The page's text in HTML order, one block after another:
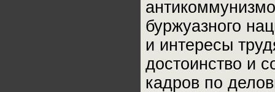
буржуазного
и интересы
достоинство и
кадров по